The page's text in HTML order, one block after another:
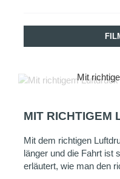
Mit
MIT RICHTIGEM
Mit dem richtigen
länger und die Fahrt ist
erläutert, wie man den